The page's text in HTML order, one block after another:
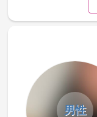
男性